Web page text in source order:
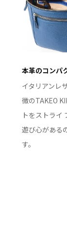
本革のコンパ
イタリアンレ
徴のTAKEO
トをストライ
遊び心がある
す。